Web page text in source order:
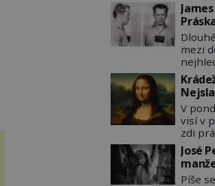
mezi
dvě –
James
A
je
V
visí v
zdi
který
pryč.
José
a
Píše